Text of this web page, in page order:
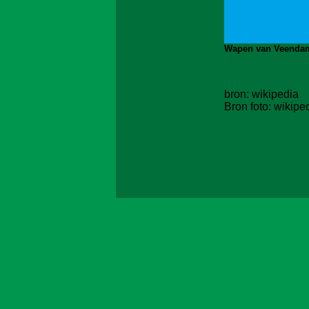
Wapen van
bron: wikipedia
Bron foto: